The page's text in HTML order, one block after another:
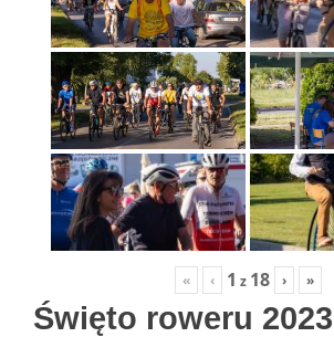
« ‹ 1 z 18 › »
Święto roweru 2023